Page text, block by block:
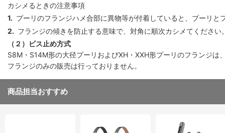
カシメるときの注意事項
1. プーリのフランジハメ合部に異物等が付着していると、プーリ
2. フランジの傾きを防止する意味で、対角に順次カシメてください
（２）ビス止め方式
S8M・S14M形の大径プーリおよびXH・XXH形プーリのフランジ
フランジのみの販売は行っておりません。
商品担当おすすめ